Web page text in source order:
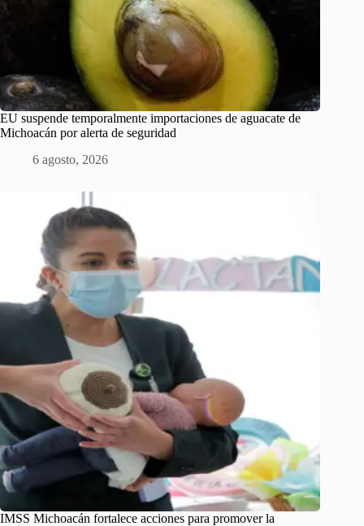
EU suspende temporalmente importaciones de aguacate de
Michoacán por alerta de seguridad
6 agosto, 2026
IMSS Michoacán fortalece acciones para promover la